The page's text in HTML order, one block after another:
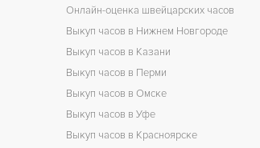
Онлайн-оценка швейцарских часов
Выкуп часов в Нижнем Новгороде
Выкуп часов в Казани
Выкуп часов в Перми
Выкуп часов в Омске
Выкуп часов в Уфе
Выкуп часов в Красноярске